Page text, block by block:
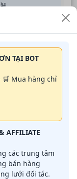
online
- Win
chất
tài khoản
liên hệ:
TẠI BOT
🛒 Mua hàng chỉ
AFFILIATE
các trung tâm
bán hàng
lưới đối tác.